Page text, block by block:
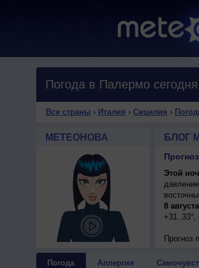
Погода в Палермо сегодня
Все страны › Италия › Сицилия ›
МЕТЕОНОВА БЛОГ
Этой
8 августа
+31..33°,
Прогноз
Погода Аллергия